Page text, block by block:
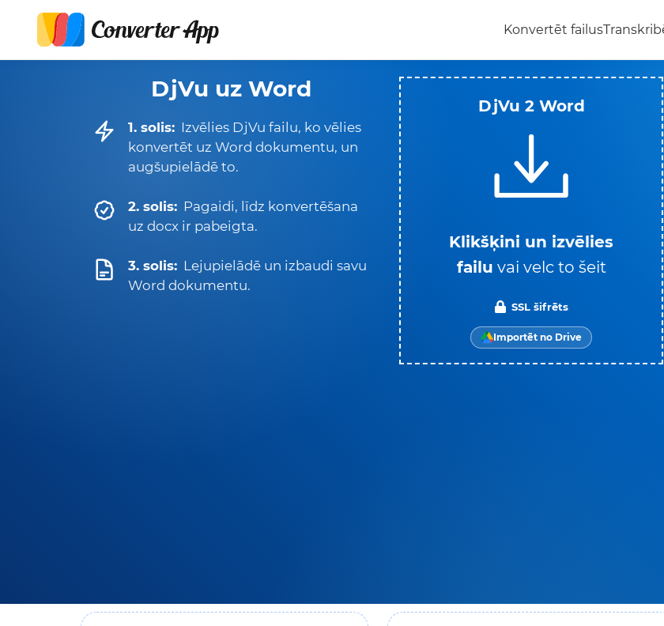
Konvertēt failus
DjVu uz Word
1. solis: Izvēlies DjVu failu, ko vēlies
konvertēt uz Word dokumentu, un
augšupielādē to.
2. solis: Pagaidi, līdz konvertēšana
uz docx ir pabeigta.
3. solis: Lejupielādē un izbaudi savu
Word dokumentu.
DjVu 2 Word
Klikšķini un izvēlies
failu vai velc to šeit
SSL šifrēts
Importēt no Drive